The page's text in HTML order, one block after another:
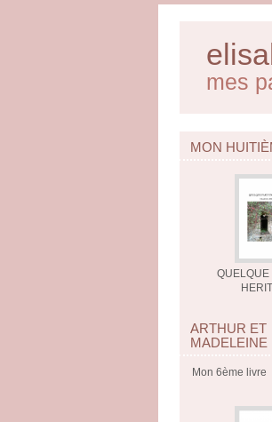
mes
MON
QUELQUE
ARTHUR ET
MADELEINE
Mon 6ème livre